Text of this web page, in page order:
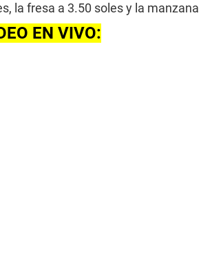
la fresa a 3.50 soles y la
EN VIVO: